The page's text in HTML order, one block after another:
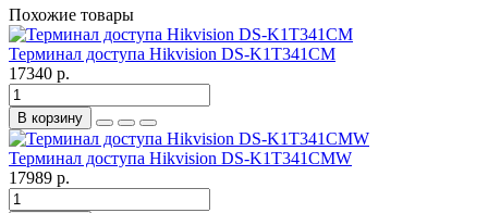
Похожие товары
Терминал доступа Hikvision DS-K1T341CM
17340 р.
В корзину
Терминал доступа Hikvision DS-K1T341CMW
17989 р.